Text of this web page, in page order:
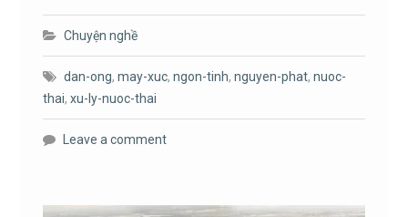
Chuyện nghề
dan-ong, may-xuc, ngon-tinh, nguyen-phat, nuoc-
thai, xu-ly-nuoc-thai
Leave a comment